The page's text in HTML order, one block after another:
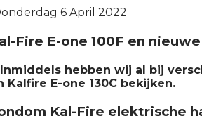
6 April 2022
Fire E-one 100F en
Inmiddels hebben wij al bij
Kalfire E-one 130C bekijken.
Kal-Fire elektrische